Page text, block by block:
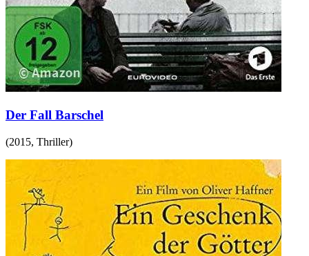
Der Fall Barschel
(2015, Thriller)